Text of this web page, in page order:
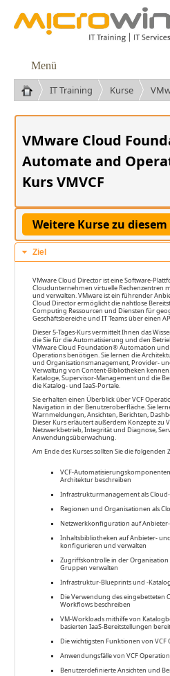
Menü
IT Training Kurse
VMware Cloud
Automate and
Kurs VMVCF
Ziel
VMware Cloud Director ist eine Software-
Cloudunternehmen virtuelle Rechenzentren
und verwalten. VMware ist ein führender
Cloud Director ermöglicht die nahtlose
Computing Ressourcen und Diensten für
Geschäftsbereiche und IT Teams über einen
Dieser 5-Tages-Kurs vermittelt Ihnen das
die Sie für die Automatisierung und den
VMware Cloud Foundation® Automation
Operations benötigen. Sie lernen die
und Organisationsmanagement, Provider-
Verwaltung von Content-Bibliotheken
Kataloge, Supervisor-Management und die
die Katalog- und IaaS-Portale.
Sie erhalten einen Überblick über VCF
Navigation in der Benutzeroberfläche. Sie
Warnmeldungen, Ansichten, Berichten,
Dieser Kurs erläutert außerdem Konzepte zu
Netzwerkbetrieb, Integrität und Diagnose,
Anwendungsüberwachung.
Am Ende des Kurses sollten Sie die folgenden
VCF-
Architektur beschreiben
Infrastrukturmanagement als
Regionen und Organisationen als
Netzwerkkonfiguration auf
Inhaltsbibliotheken auf Anbieter-
konfigurieren und verwalten
Zugriffskontrolle in der
Gruppen verwalten
Infrastruktur-Blueprints und -
Die Verwendung des eingebetteten
Workflows beschreiben
VM-Workloads mithilfe von
basierten IaaS-Bereitstellungen
Die wichtigsten Funktionen von VCF
Anwendungsfälle von VCF
Benutzerdefinierte Ansichten und